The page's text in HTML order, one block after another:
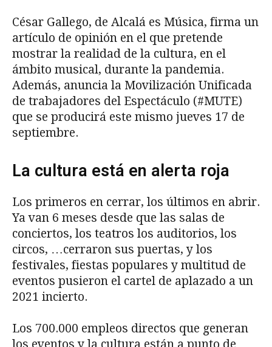
César Gallego, de Alcalá es Música, firma un
artículo de opinión en el que pretende
mostrar la realidad de la cultura, en el
ámbito musical, durante la pandemia.
Además, anuncia la Movilización Unificada
de trabajadores del Espectáculo (#MUTE)
que se producirá este mismo jueves 17 de
septiembre.
La cultura está en alerta roja
Los primeros en cerrar, los últimos en abrir.
Ya van 6 meses desde que las salas de
conciertos, los teatros los auditorios, los
circos, …cerraron sus puertas, y los
festivales, fiestas populares y multitud de
eventos pusieron el cartel de aplazado a un
2021 incierto.
Los 700.000 empleos directos que generan